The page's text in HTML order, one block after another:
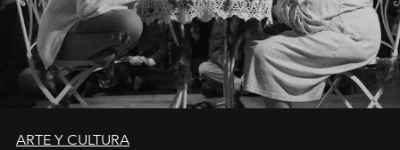
ARTE Y CULTURA